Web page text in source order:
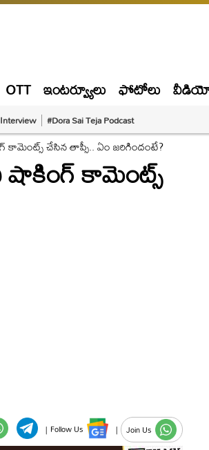
OTT ఇంటర్వ్యూలు ఫోటోలు
#Dora Sai Teja Podcast
కామెంట్స్ చేసిన తాప్సీ.. ఏం జరిగిందంటే?
షాకింగ్ కామెంట్స్
| Follow Us | Join Us